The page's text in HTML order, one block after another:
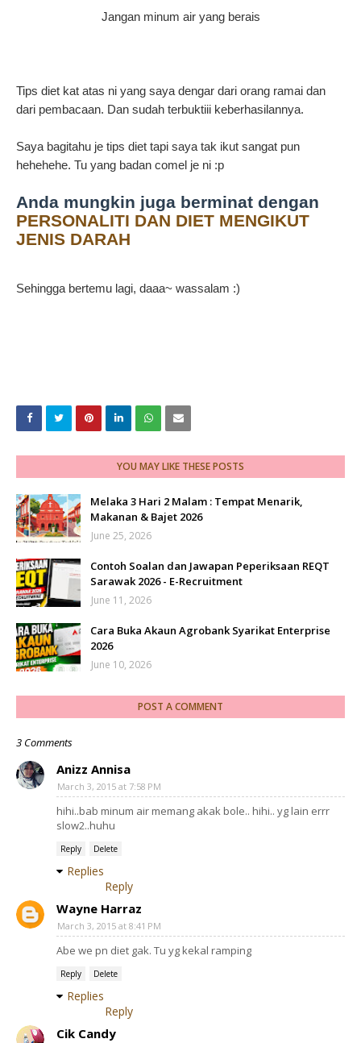
Jangan minum air yang berais
Tips diet kat atas ni yang saya dengar dari orang ramai dan
dari pembacaan. Dan sudah terbuktiii keberhasilannya.
Saya bagitahu je tips diet tapi saya tak ikut sangat pun
hehehehe. Tu yang badan comel je ni :p
Anda mungkin juga berminat dengan
PERSONALITI DAN DIET MENGIKUT
JENIS DARAH
Sehingga bertemu lagi, daaa~ wassalam :)
YOU MAY LIKE THESE POSTS
Melaka 3 Hari 2 Malam : Tempat Menarik,
Makanan & Bajet 2026
June 25, 2026
Contoh Soalan dan Jawapan Peperiksaan REQT
Sarawak 2026 - E-Recruitment
June 11, 2026
Cara Buka Akaun Agrobank Syarikat Enterprise
2026
June 10, 2026
POST A COMMENT
3 Comments
Anizz Annisa
March 3, 2015 at 7:58 PM
hihi..bab minum air memang akak bole.. hihi.. yg lain errr
slow2..huhu
Reply Delete
Replies
Reply
Wayne Harraz
March 3, 2015 at 8:41 PM
Abe we pn diet gak. Tu yg kekal ramping
Reply Delete
Replies
Reply
Cik Candy